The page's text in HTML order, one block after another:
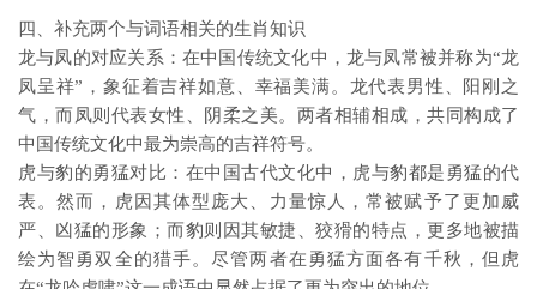
四、补充两个与词语相关的生肖知识
龙与凤的对应关系：在中国传统文化中，龙与凤常被并称为“龙
凤呈祥”，象征着吉祥如意、幸福美满。龙代表男性、阳刚之
气，而凤则代表女性、阴柔之美。两者相辅相成，共同构成了
中国传统文化中最为崇高的吉祥符号。
虎与豹的勇猛对比：在中国古代文化中，虎与豹都是勇猛的代
表。然而，虎因其体型庞大、力量惊人，常被赋予了更加威
严、凶猛的形象；而豹则因其敏捷、狡猾的特点，更多地被描
绘为智勇双全的猎手。尽管两者在勇猛方面各有千秋，但虎